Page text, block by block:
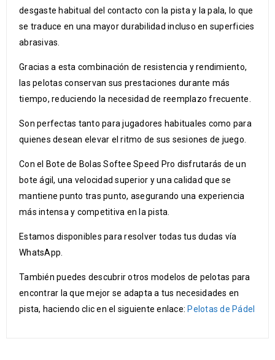
desgaste habitual del contacto con la pista y la pala, lo que
se traduce en una mayor durabilidad incluso en superficies
abrasivas.
Gracias a esta combinación de resistencia y rendimiento,
las pelotas conservan sus prestaciones durante más
tiempo, reduciendo la necesidad de reemplazo frecuente.
Son perfectas tanto para jugadores habituales como para
quienes desean elevar el ritmo de sus sesiones de juego.
Con el Bote de Bolas Softee Speed Pro disfrutarás de un
bote ágil, una velocidad superior y una calidad que se
mantiene punto tras punto, asegurando una experiencia
más intensa y competitiva en la pista.
Estamos disponibles para resolver todas tus dudas vía
WhatsApp.
También puedes descubrir otros modelos de pelotas para
encontrar la que mejor se adapta a tus necesidades en
pista, haciendo clic en el siguiente enlace: Pelotas de Pádel